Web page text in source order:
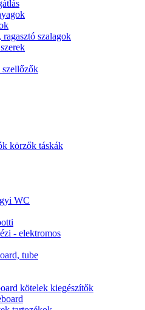
szalagok
szellőzők
körzők táskák
WC
- elektromos
tube
kötelek kiegészítők